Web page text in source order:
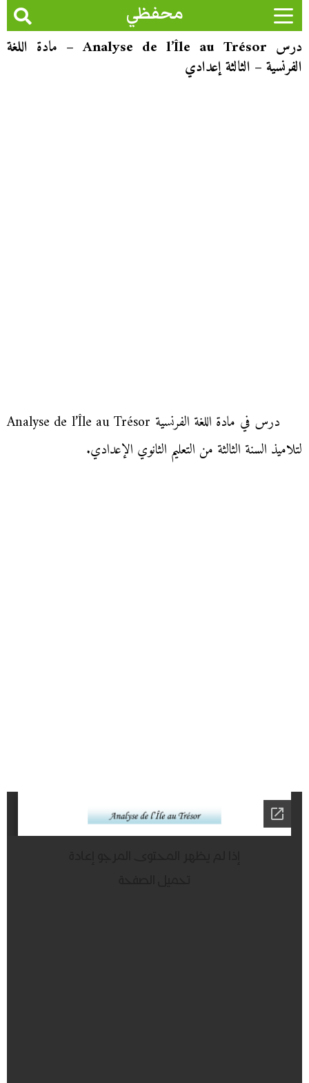
محفظي
درس Analyse de l’Île au Trésor – مادة اللغة
الفرنسية – الثالثة إعدادي
درس في مادة اللغة الفرنسية Analyse de l’Île au Trésor
لتلاميذ السنة الثالثة من التعليم الثانوي الإعدادي.